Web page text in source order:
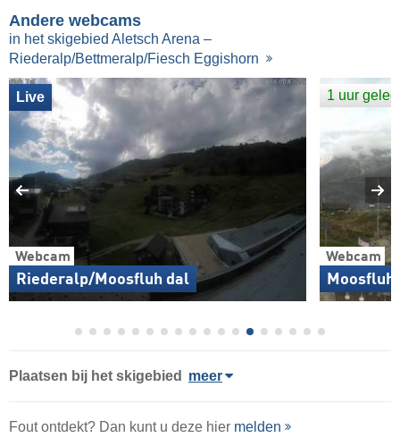
Andere webcams
in het skigebied Aletsch Arena –
Riederalp/Bettmeralp/Fiesch Eggishorn
Webcam
Riederalp/Moosfluh dal
Live
Webcam
1 uur
Plaatsen bij het skigebied meer
Fout ontdekt? Dan kunt u deze hier melden